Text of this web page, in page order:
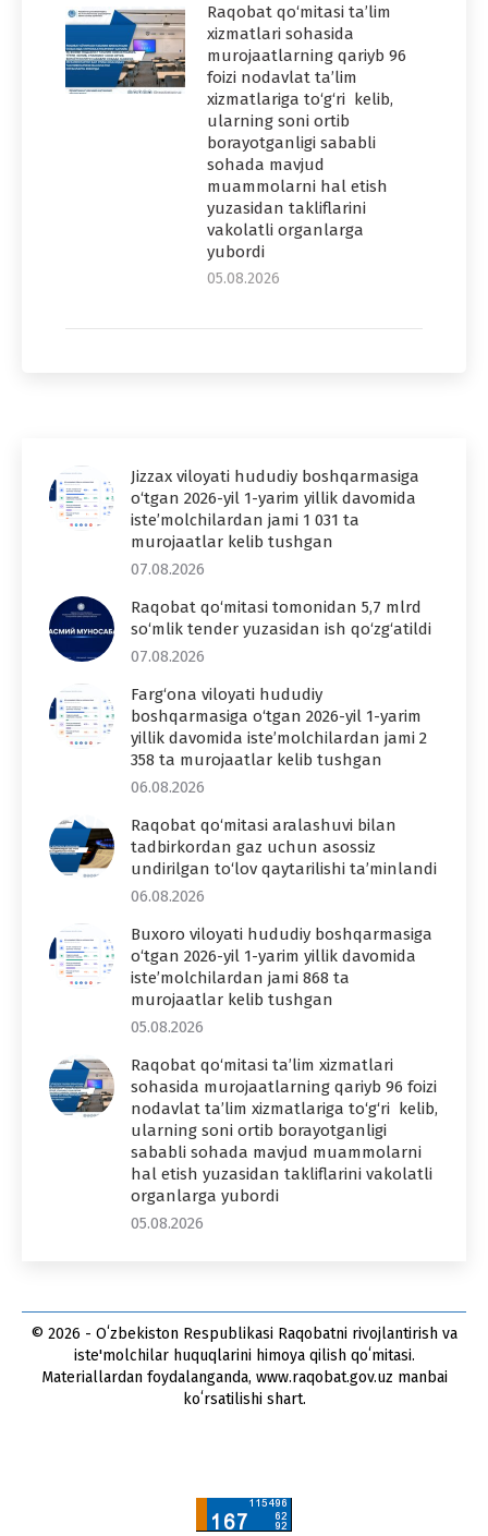
Raqobat qo‘mitasi ta’lim
xizmatlari sohasida
murojaatlarning qariyb 96
foizi nodavlat ta’lim
xizmatlariga to‘g‘ri kelib,
ularning soni ortib
borayotganligi sababli
sohada mavjud
muammolarni hal etish
yuzasidan takliflarini
vakolatli organlarga
yubordi
05.08.2026
Jizzax viloyati hududiy boshqarmasiga
o‘tgan 2026-yil 1-yarim yillik davomida
iste’molchilardan jami 1 031 ta
murojaatlar kelib tushgan
07.08.2026
Raqobat qo‘mitasi tomonidan 5,7 mlrd
so‘mlik tender yuzasidan ish qo‘zg‘atildi
07.08.2026
Farg‘ona viloyati hududiy
boshqarmasiga o‘tgan 2026-yil 1-yarim
yillik davomida iste’molchilardan jami 2
358 ta murojaatlar kelib tushgan
06.08.2026
Raqobat qo‘mitasi aralashuvi bilan
tadbirkordan gaz uchun asossiz
undirilgan to‘lov qaytarilishi ta’minlandi
06.08.2026
Buxoro viloyati hududiy boshqarmasiga
o‘tgan 2026-yil 1-yarim yillik davomida
iste’molchilardan jami 868 ta
murojaatlar kelib tushgan
05.08.2026
Raqobat qo‘mitasi ta’lim xizmatlari
sohasida murojaatlarning qariyb 96 foizi
nodavlat ta’lim xizmatlariga to‘g‘ri kelib,
ularning soni ortib borayotganligi
sababli sohada mavjud muammolarni
hal etish yuzasidan takliflarini vakolatli
organlarga yubordi
05.08.2026
© 2026 - Oʻzbekiston Respublikasi Raqobatni rivojlantirish va
iste'molchilar huquqlarini himoya qilish qoʻmitasi.
Materiallardan foydalanganda, www.raqobat.gov.uz manbai
koʻrsatilishi shart.